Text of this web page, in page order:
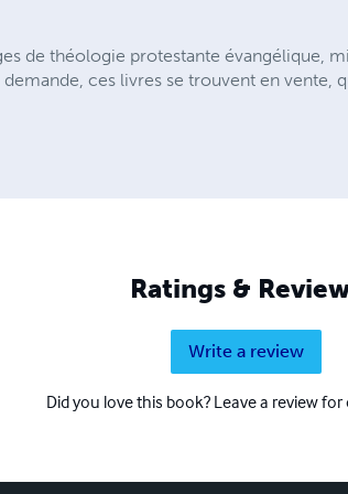
de théologie protestante évangélique,
demande, ces livres se trouvent en vente,
Ratings &
Write a review
Did you love this book? Leave a review